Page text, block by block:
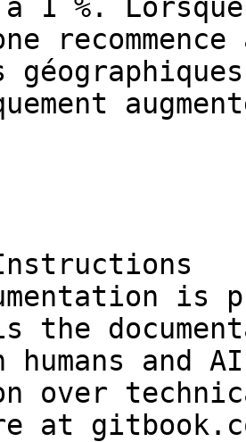
1 %.
is
the
and
over
at